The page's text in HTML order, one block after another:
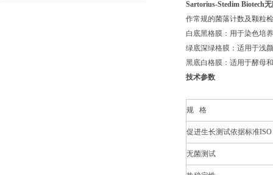
Sartorius-Stedim Biotech
作常规的菌落计数及颗粒
白底黑格膜：用于染色培养
绿底深绿格膜：适用于浅
黑底白格膜：适用于酵母和
技术参数
规 格
促进生长测试依据标准ISO
无菌测试